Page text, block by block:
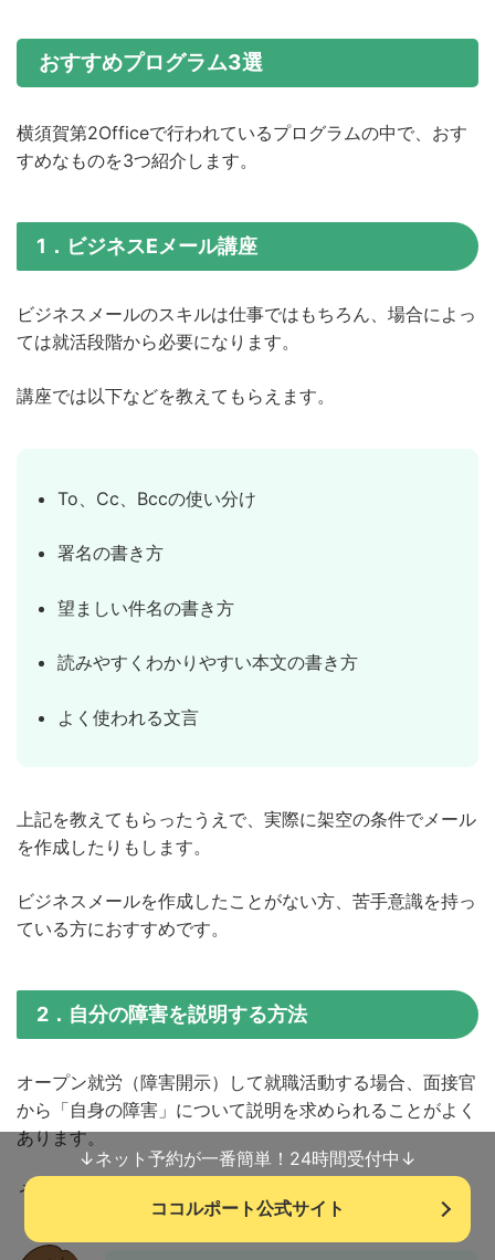
おすすめプログラム3選
横須賀第2Officeで行われているプログラムの中で、おす
すめなものを3つ紹介します。
1．ビジネスEメール講座
ビジネスメールのスキルは仕事ではもちろん、場合によっ
ては就活段階から必要になります。
講座では以下などを教えてもらえます。
To、Cc、Bccの使い分け
署名の書き方
望ましい件名の書き方
読みやすくわかりやすい本文の書き方
よく使われる文言
上記を教えてもらったうえで、実際に架空の条件でメール
を作成したりもします。
ビジネスメールを作成したことがない方、苦手意識を持っ
ている方におすすめです。
2．自分の障害を説明する方法
オープン就労（障害開示）して就職活動する場合、面接官
から「自身の障害」について説明を求められることがよく
あります。
うまく説明できないと・・
↓ネット予約が一番簡単！24時間受付中↓
ココルポート公式サイト